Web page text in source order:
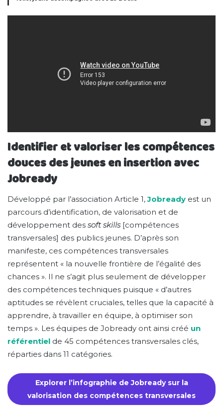
Identifier et valoriser les compétences
douces des jeunes en insertion avec
Jobready
Développé par l’association Article 1,Jobready est un
parcours d’identification, de valorisation et de
développement des soft skills [compétences
transversales] des publics jeunes. D’après son
manifeste, ces compétences transversales
représentent « la nouvelle frontière de l’égalité des
chances ». Il ne s’agit plus seulement de développer
des compétences techniques puisque « d’autres
aptitudes se révèlent cruciales, telles que la capacité à
apprendre, à travailler en équipe, à optimiser son
temps ». Les équipes de Jobready ont ainsi créé un
référentiel de 45 compétences transversales clés,
réparties dans 11 catégories.
Explorer l’infographie de Jobready sur la
valorisation des compétences transversales